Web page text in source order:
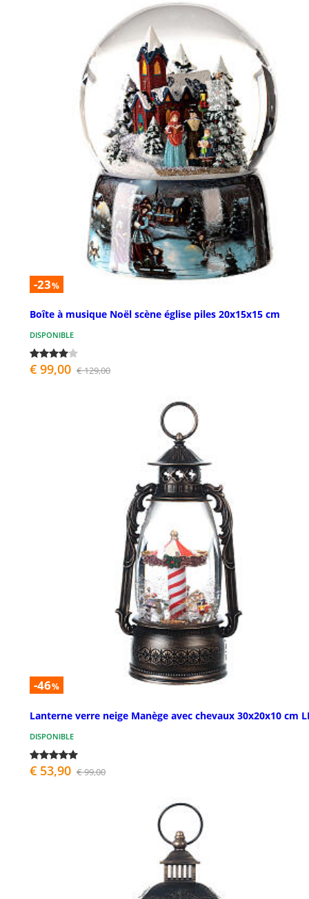
-23%
Boîte à musique Noël scène église piles 20x15x15 cm
DISPONIBLE
€ 99,00 € 129,00
-46%
Lanterne verre neige Manège avec chevaux 30x20x10 cm
DISPONIBLE
€ 53,90 € 99,00